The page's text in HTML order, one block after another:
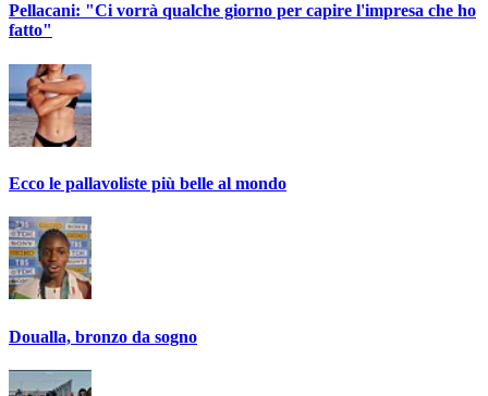
Pellacani: "Ci vorrà qualche giorno per capire l'impresa che ho
fatto"
Ecco le pallavoliste più belle al mondo
Doualla, bronzo da sogno